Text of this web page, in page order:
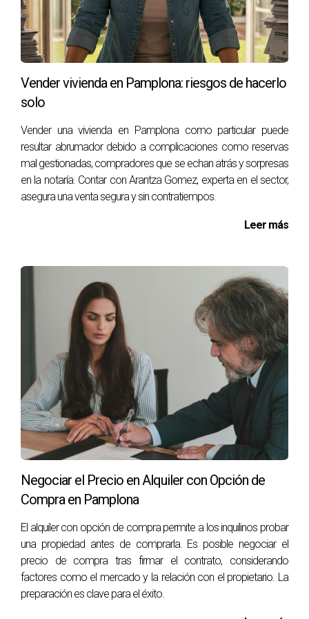
ESTUDIO DE CASO 3
Apartamento en Estella
Finalmente, trabajé con un propietario que tenía un
apartamento en Estella. Después de meses sin éxito,
enfoque a plataformas digitales más efectivas. La
respuesta fue inmediata y logramos cerrar la venta dentro
del mes.
PREGUNTAS FRECUENTES
¿Es mejor vender ahora o esperar?
La decisión depende del estado actual del mercado y tus
necesidades personales. A veces, vender ahora puede ser
beneficioso si hay compradores interesados.
¿Cómo determinar el precio correcto?
Realiza una evaluación comparativa con propiedades
similares y considera ajustes basados en las
¿Qué tipo de mejoras debo considerar antes de
Centrarse en mejoras que aumenten el atractivo visual
como pintura fresca o jardinería puede marcar una gran
diferencia.
Vender vivienda en Pamplona: riesgos de hacerlo
solo
Vender una vivienda en Pamplona como particular puede
resultar abrumador debido a complicaciones como reservas
mal gestionadas, compradores que se echan atrás y sorpresas
en la notaría. Contar con Arantza Gomez, experta en el sector,
asegura una venta segura y sin contratiempos.
Leer más
Negociar el Precio en Alquiler con Opción de
Compra en Pamplona
El alquiler con opción de compra permite a los inquilinos probar
una propiedad antes de comprarla. Es posible negociar el
precio de compra tras firmar el contrato, considerando
factores como el mercado y la relación con el propietario. La
preparación es clave para el éxito.